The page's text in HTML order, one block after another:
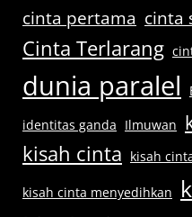
cinta pertama cinta
Cinta Terlarang
dunia paralel
identitas ganda Ilmuwan
kisah cinta kisah
kisah cinta menyedihkan